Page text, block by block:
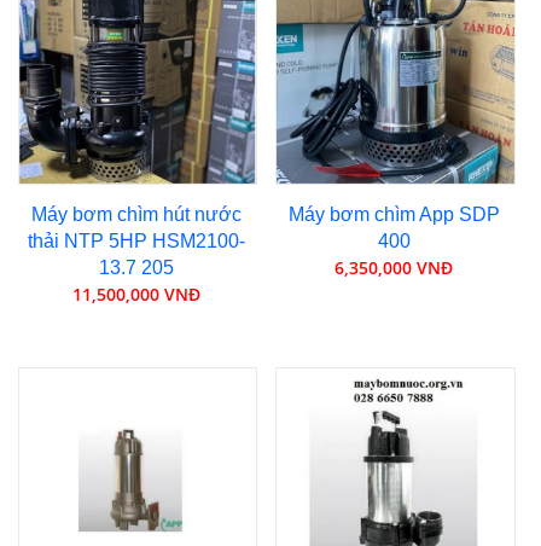
Máy bơm chìm hút nước
thải NTP 5HP HSM2100-
13.7 205
11,500,000 VNĐ
Máy bơm chìm App SDP
400
6,350,000 VNĐ